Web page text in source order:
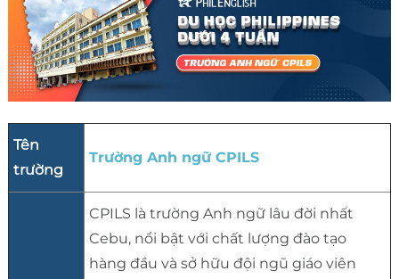
Tên
trường
Trường Anh ngữ CPILS
CPILS là trường Anh ngữ lâu đời nhất
Cebu, nổi bật với chất lượng đào tạo
hàng đầu và sở hữu đội ngũ giáo viên